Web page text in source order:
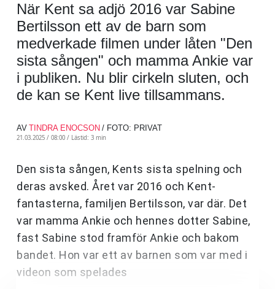
När Kent sa adjö 2016 var Sabine
Bertilsson ett av de barn som
medverkade filmen under låten "Den
sista sången" och mamma Ankie var
i publiken. Nu blir cirkeln sluten, och
de kan se Kent live tillsammans.
AV TINDRA ENOCSON / FOTO: PRIVAT
21.03.2025 / 08:00 / Lästid: 3 min
Den sista sången, Kents sista spelning och
deras avsked. Året var 2016 och Kent-
fantasterna, familjen Bertilsson, var där. Det
var mamma Ankie och hennes dotter Sabine,
fast Sabine stod framför Ankie och bakom
bandet. Hon var ett av barnen som var med i
videon som spelades